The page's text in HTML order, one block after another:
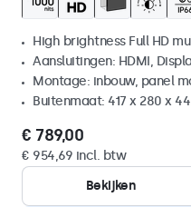
High brightness Full HD
Aansluitingen: HDMI,
Montage: inbouw, panel
Buitenmaat: 417 x 280 x
€ 789,00
€ 954,69 incl. btw
Bekijken